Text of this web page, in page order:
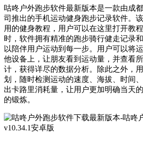
咕咚户外跑步软件最新版本是一款由成
司推出的手机运动健身跑步记录软件。
用的健身教程，用户可以在这里打开教
时，软件拥有精准的跑步骑行健走记录
以陪伴用户运动到每一步。用户可以将
他设备上，让朋友看到运动量，并查看
计，获得详尽的数据分析。除此之外，
划，随时检测运动的速度、海拔、时间
出卡路里消耗量，让用户更加明确当天
的锻炼。